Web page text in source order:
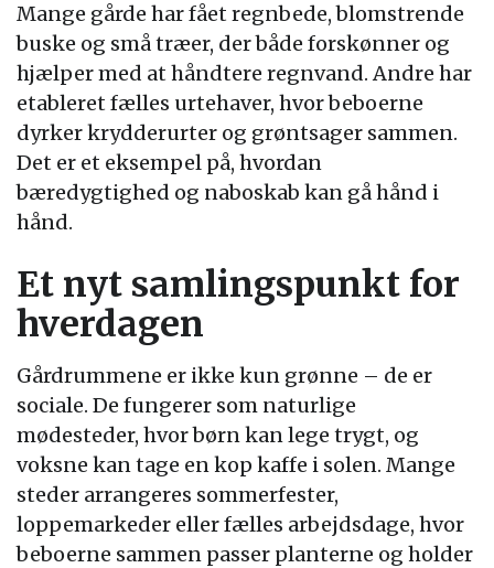
Mange gårde har fået regnbede, blomstrende
buske og små træer, der både forskønner og
hjælper med at håndtere regnvand. Andre har
etableret fælles urtehaver, hvor beboerne
dyrker krydderurter og grøntsager sammen.
Det er et eksempel på, hvordan
bæredygtighed og naboskab kan gå hånd i
hånd.
Et nyt samlingspunkt for
hverdagen
Gårdrummene er ikke kun grønne – de er
sociale. De fungerer som naturlige
mødesteder, hvor børn kan lege trygt, og
voksne kan tage en kop kaffe i solen. Mange
steder arrangeres sommerfester,
loppemarkeder eller fælles arbejdsdage, hvor
beboerne sammen passer planterne og holder